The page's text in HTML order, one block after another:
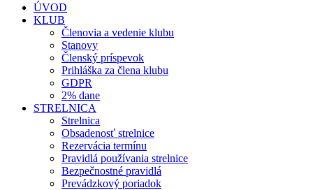
ÚVOD
KLUB
Členovia a vedenie klubu
Stanovy
Členský príspevok
Prihláška za člena klubu
GDPR
2% dane
STRELNICA
Strelnica
Obsadenosť strelnice
Rezervácia termínu
Pravidlá používania strelnice
Bezpečnostné pravidlá
Prevádzkový poriadok